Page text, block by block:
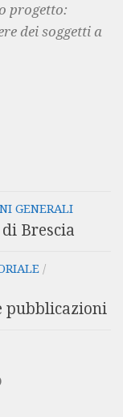
progetto:
dei soggetti a
GENERALI
Brescia
/
pubblicazioni